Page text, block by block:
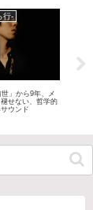
行-
」から9年、メ
せない、哲学的
ウンド